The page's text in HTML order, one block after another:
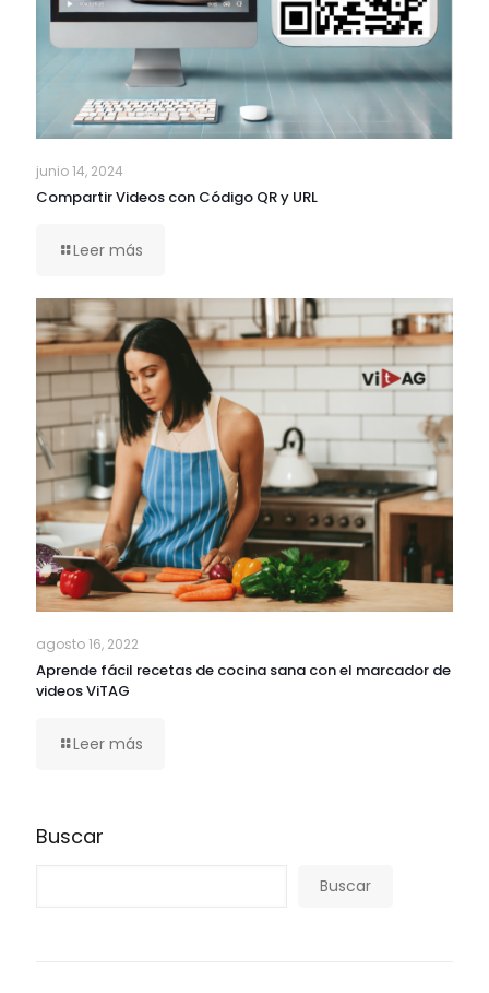
junio 14, 2024
Compartir Videos con Código QR y URL
Leer más
agosto 16, 2022
Aprende fácil recetas de cocina sana con el marcador de
videos ViTAG
Leer más
Buscar
Buscar